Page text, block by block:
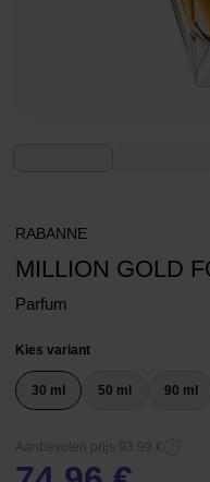
RABANNE
MILLION GOLD
Parfum
Kies variant
30 ml 50 ml 90 ml
Aanbevolen prijs 93,99 €